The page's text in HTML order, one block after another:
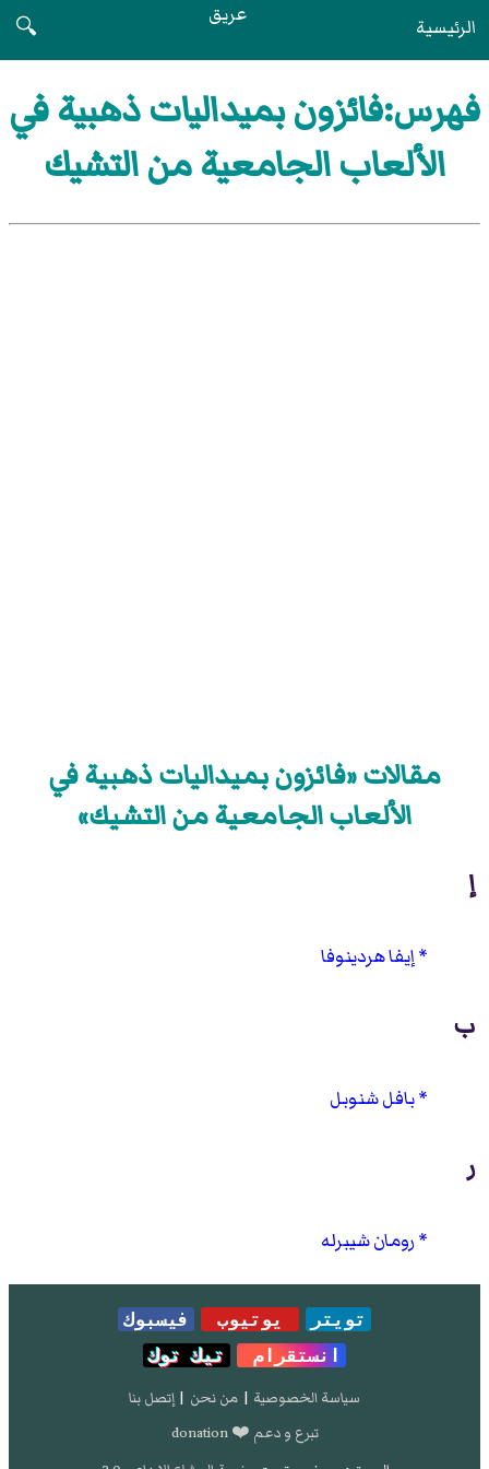
الرئيسية عريق
🔍
فهرس:فائزون بميداليات ذهبية في
الألعاب الجامعية من التشيك
مقالات «فائزون بميداليات ذهبية في
الألعاب الجامعية من التشيك»
إ
إيفا هردينوفا
ب
بافل شنوبل
ر
رومان شيبرله
تويتر يوتيوب
فيسبوك
انستقرام
تيك توك
سياسة الخصوصية | من نحن | إتصل بنا
تبرع و دعم ❤️ donation